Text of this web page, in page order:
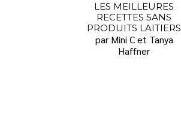
LES MEILLEURES
RECETTES SANS
PRODUITS LAITIERS
par Mini C et Tanya
Haffner